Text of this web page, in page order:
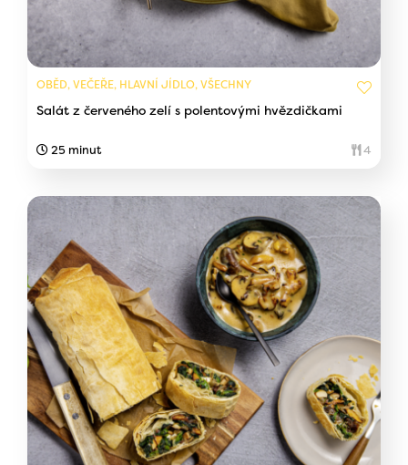
OBĚD, VEČEŘE, HLAVNÍ JÍDLO, VŠECHNY
Salát z červeného zelí s polentovými hvězdičkami
25 minut 4